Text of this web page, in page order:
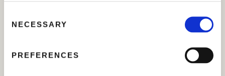
NECESSARY
PREFERENCES ENGRAIS MINÉRAUX LIQUIDES